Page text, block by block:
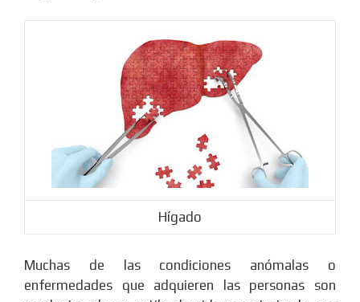
Hígado
Muchas de las condiciones anómalas o
enfermedades que adquieren las personas son